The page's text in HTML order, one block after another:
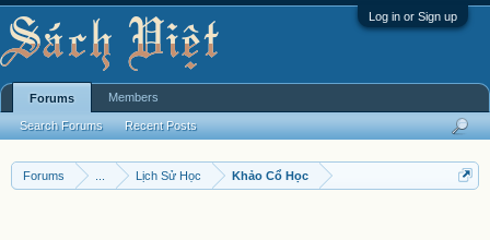
Log in or Sign up
Forums Lịch Sử Học Khảo Cổ Học
Forums
Search Forums Recent Posts
Members